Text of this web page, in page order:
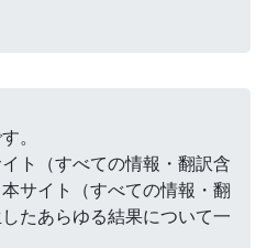
。
ト（すべての情報・翻訳含
サイト（すべての情報・翻
たあらゆる結果について一